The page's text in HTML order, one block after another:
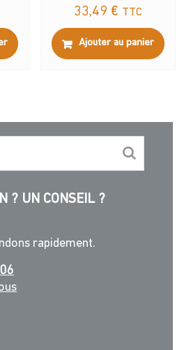
33,49 € TTC
Ajouter au panier
? UN CONSEIL ?
rapidement.